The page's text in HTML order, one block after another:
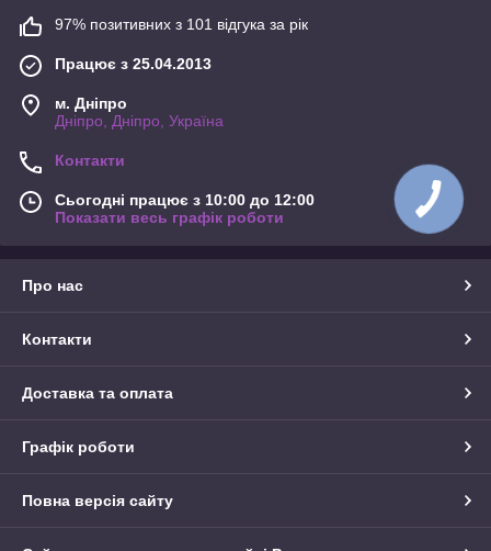
97% позитивних з 101 відгука за рік
Працює з 25.04.2013
м. Дніпро
Дніпро, Дніпро, Україна
Контакти
Сьогодні працює з 10:00 до 12:00
Показати весь графік роботи
Про нас
Контакти
Доставка та оплата
Графік роботи
Повна версія сайту